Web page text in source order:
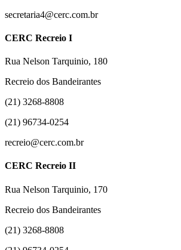
secretaria4@cerc.com.br
CERC Recreio I
Rua Nelson Tarquinio, 180
Recreio dos Bandeirantes
(21) 3268-8808
(21) 96734-0254
recreio@cerc.com.br
CERC Recreio II
Rua Nelson Tarquinio, 170
Recreio dos Bandeirantes
(21) 3268-8808